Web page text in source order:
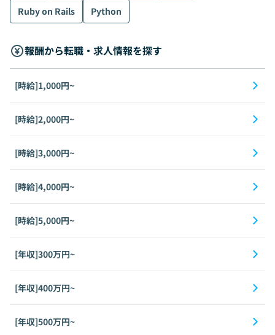
Ruby on Rails
Python
報酬から転職・求人情報を探す
[時給]1,000円~
[時給]2,000円~
[時給]3,000円~
[時給]4,000円~
[時給]5,000円~
[年収]300万円~
[年収]400万円~
[年収]500万円~